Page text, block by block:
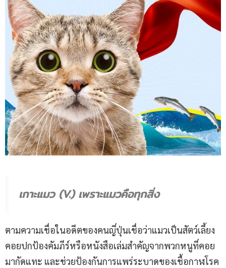
เกาะแมว (V.) เพราะแมวคือทุกสิ่ง
ตามความเชื่อในอดีตของคนญี่ปุ่นเชื่อว่าแมวเป็นสัตว์เลี้ยง
คอยปกป้องคัมภีร์หรือหนังสือเล่มสำคัญจากพวกหนูที่คอย
มากัดแทะ และช่วยป้องกันการแพร่ระบาดของเชื้อกาฬโรค